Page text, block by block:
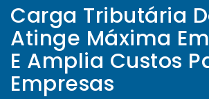
Carga Tributária
Atinge Máxima
E Amplia Custos
Empresas